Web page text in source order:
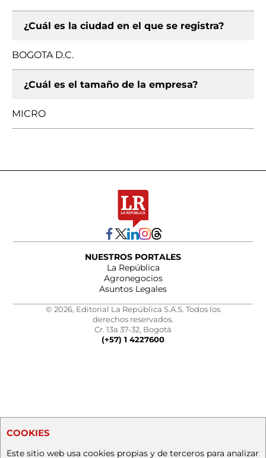
¿Cuál es la ciudad en el que se registra?
BOGOTA D.C.
¿Cuál es el tamaño de la empresa?
MICRO
NUESTROS PORTALES
La República
Agronegocios
Asuntos Legales
© 2026, Editorial La República S.A.S. Todos los
derechos reservados.
Cr. 13a 37-32, Bogotá
(+57) 1 4227600
COOKIES
Este sitio web usa cookies propias y de terceros para analizar